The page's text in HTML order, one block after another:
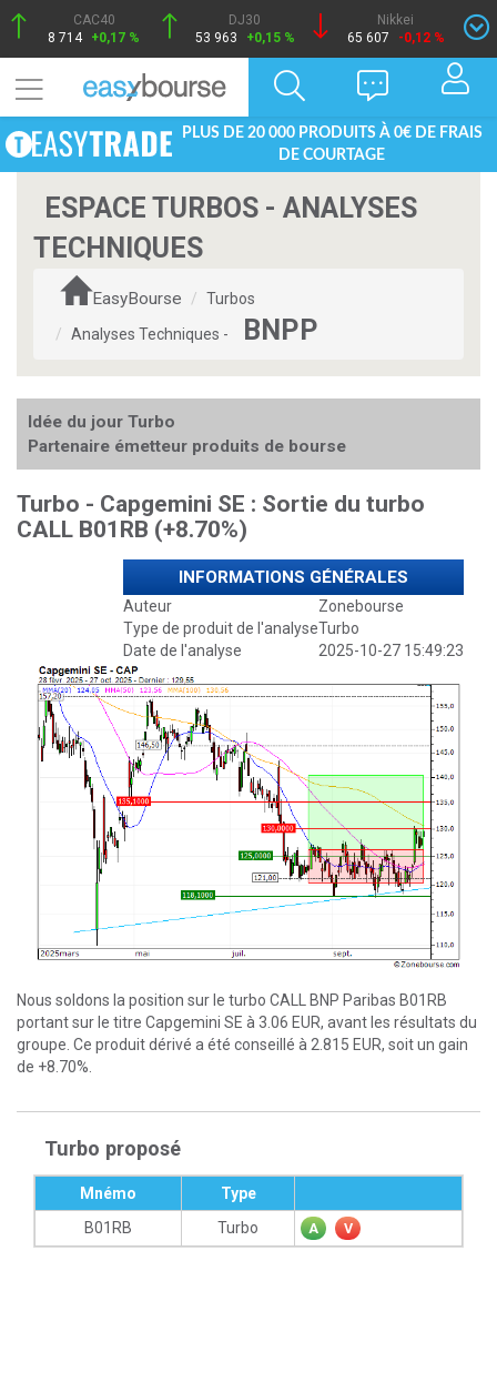
CAC40
8 714 +0,17 %
DJ30
53 963
+0,15 %
Nikkei
65 607
-0,12 %
PLUS DE 20 000 PRODUITS À 0€ DE FRAIS
DE COURTAGE
ESPACE TURBOS - ANALYSES
TECHNIQUES
EasyBourse
Turbos
Analyses Techniques -
BNPP
Idée du jour Turbo
Partenaire émetteur produits de bourse
Turbo - Capgemini SE : Sortie du turbo
CALL B01RB (+8.70%)
INFORMATIONS GÉNÉRALES
Auteur
Zonebourse
Type de produit de l'analyseTurbo
Date de l'analyse
2025-10-27 15:49:23
Nous soldons la position sur le turbo CALL BNP Paribas B01RB
portant sur le titre Capgemini SE à 3.06 EUR, avant les résultats du
groupe. Ce produit dérivé a été conseillé à 2.815 EUR, soit un gain
de +8.70%.
Turbo proposé
Mnémo
Type
B01RB
Turbo A V